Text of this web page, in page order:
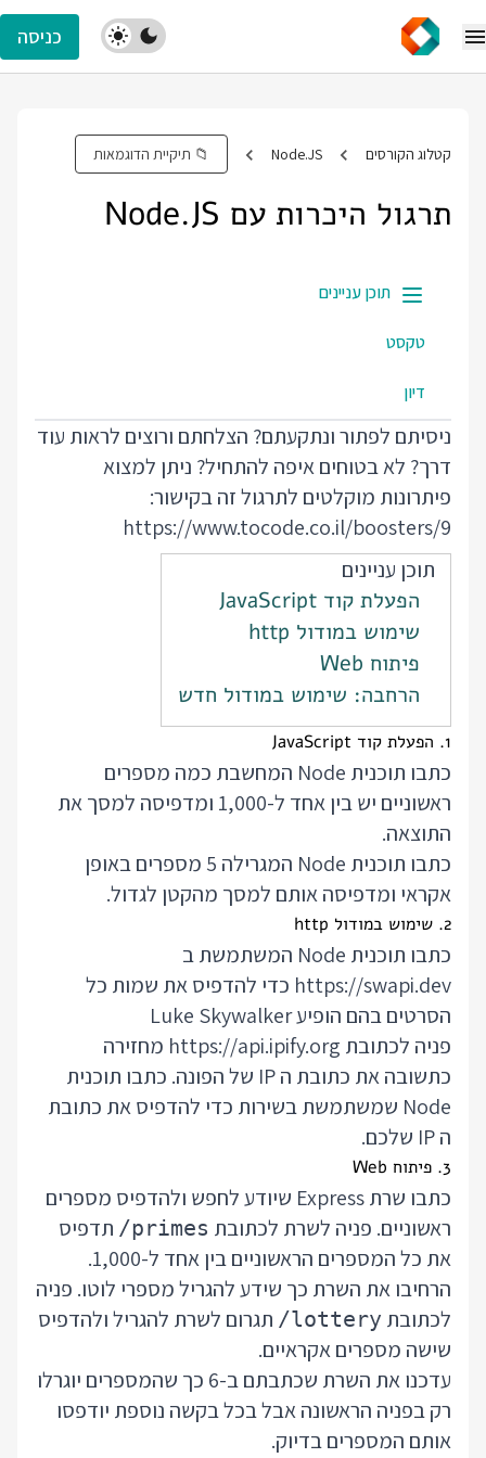
כניסה
קטלוג הקורסים Node.JS 📁 תיקיית הדוגמאות
תרגול היכרות עם Node.JS
תוכן עניינים
טקסט
דיון
ניסיתם לפתור ונתקעתם? הצלחתם ורוצים לראות עוד
דרך? לא בטוחים איפה להתחיל? ניתן למצוא
פיתרונות מוקלטים לתרגול זה בקישור:
https://www.tocode.co.il/boosters/9
תוכן עניינים
הפעלת קוד JavaScript
שימוש במודול http
פיתוח Web
הרחבה: שימוש במודול חדש
1. הפעלת קוד JavaScript
כתבו תוכנית Node המחשבת כמה מספרים
ראשוניים יש בין אחד ל-1,000 ומדפיסה למסך את
התוצאה.
כתבו תוכנית Node המגרילה 5 מספרים באופן
אקראי ומדפיסה אותם למסך מהקטן לגדול.
2. שימוש במודול http
כתבו תוכנית Node המשתמשת ב
https://swapi.dev כדי להדפיס את שמות כל
הסרטים בהם הופיע Luke Skywalker
פניה לכתובת https://api.ipify.org מחזירה
כתשובה את כתובת ה IP של הפונה. כתבו תוכנית
Node שמשתמשת בשירות כדי להדפיס את כתובת
ה IP שלכם.
3. פיתוח Web
כתבו שרת Express שיודע לחפש ולהדפיס מספרים
ראשוניים. פניה לשרת לכתובת /primes תדפיס
את כל המספרים הראשוניים בין אחד ל-1,000.
הרחיבו את השרת כך שידע להגריל מספרי לוטו. פניה
לכתובת /lottery תגרום לשרת להגריל ולהדפיס
שישה מספרים אקראיים.
עדכנו את השרת שכתבתם ב-6 כך שהמספרים יוגרלו
רק בפניה הראשונה אבל בכל בקשה נוספת יודפסו
אותם המספרים בדיוק.